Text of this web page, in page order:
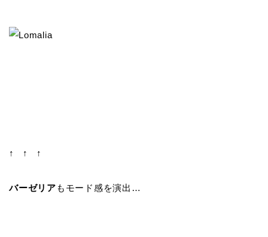
↑ ↑ ↑
バーゼリアもモード感を演出…